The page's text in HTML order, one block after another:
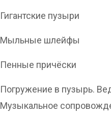
Гигантские пузыри
Мыльные шлейфы
Пенные причёски
Погружение в пузырь.
Музыкальное